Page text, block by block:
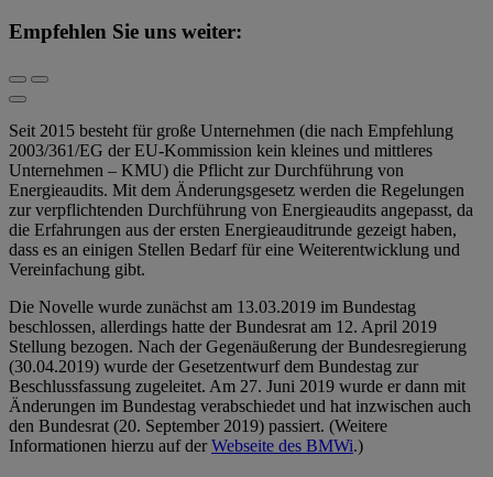
Empfehlen Sie uns weiter:
Seit 2015 besteht für große Unternehmen (die nach Empfehlung
2003/361/EG der EU-Kommission kein kleines und mittleres
Unternehmen – KMU) die Pflicht zur Durchführung von
Energieaudits. Mit dem Änderungsgesetz werden die Regelungen
zur verpflichtenden Durchführung von Energieaudits angepasst, da
die Erfahrungen aus der ersten Energieauditrunde gezeigt haben,
dass es an einigen Stellen Bedarf für eine Weiterentwicklung und
Vereinfachung gibt.
Die Novelle wurde zunächst am 13.03.2019 im Bundestag
beschlossen, allerdings hatte der Bundesrat am 12. April 2019
Stellung bezogen. Nach der Gegenäußerung der Bundesregierung
(30.04.2019) wurde der Gesetzentwurf dem Bundestag zur
Beschlussfassung zugeleitet. Am 27. Juni 2019 wurde er dann mit
Änderungen im Bundestag verabschiedet und hat inzwischen auch
den Bundesrat (20. September 2019) passiert. (Weitere
Informationen hierzu auf derWebseite des BMWi.)